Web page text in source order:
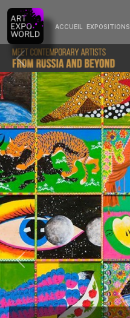
ACCUEIL EXPOSITIONS